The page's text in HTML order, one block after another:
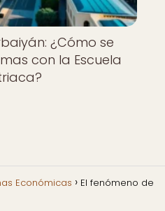
¿Cómo se
con la Escuela
Económicas El fenómeno de